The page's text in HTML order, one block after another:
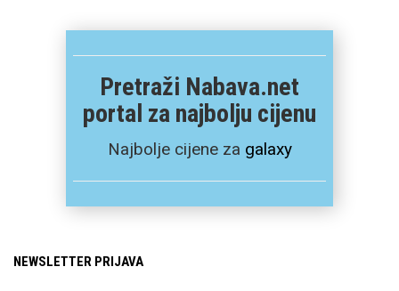
Pretraži Nabava.net
portal za najbolju cijenu
Najbolje cijene za galaxy
NEWSLETTER PRIJAVA